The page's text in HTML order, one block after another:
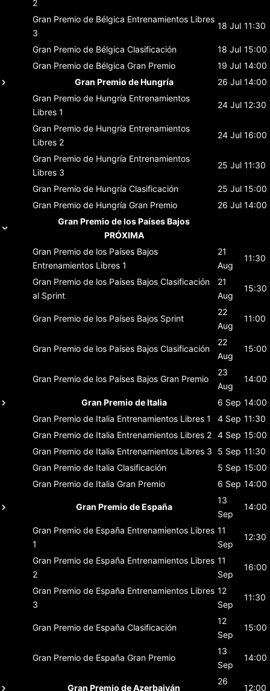
2
Gran Premio de Bélgica Entrenamientos Libres
3
18 Jul 11:30
Gran Premio de Bélgica Clasificación 18 Jul 15:00
Gran Premio de Bélgica Gran Premio 19 Jul 14:00
Gran Premio de Hungría
26 Jul 14:00
Gran Premio de Hungría Entrenamientos
Libres 1
24 Jul 12:30
Gran Premio de Hungría Entrenamientos
Libres 2
24 Jul 16:00
Gran Premio de Hungría Entrenamientos
Libres 3
25 Jul 11:30
Gran Premio de Hungría Clasificación 25 Jul 15:00
Gran Premio de Hungría Gran Premio 26 Jul 14:00
Gran Premio de los Países Bajos
PRÓXIMA
Gran Premio de los Países Bajos
Entrenamientos Libres 1
21
Aug
11:30
Gran Premio de los Países Bajos Clasificación
al Sprint
21
Aug
15:30
Gran Premio de los Países Bajos Sprint
22
Aug
11:00
Gran Premio de los Países Bajos Clasificación
22
Aug
15:00
Gran Premio de los Países Bajos Gran Premio
23
Aug
14:00
Gran Premio de Italia 6 Sep 14:00
Gran Premio de Italia Entrenamientos Libres 1 4 Sep 11:30
Gran Premio de Italia Entrenamientos Libres 2 4 Sep 15:00
Gran Premio de Italia Entrenamientos Libres 3 5 Sep 11:30
Gran Premio de Italia Clasificación 5 Sep 15:00
Gran Premio de Italia Gran Premio 6 Sep 14:00
Gran Premio de España
13
Sep
14:00
Gran Premio de España Entrenamientos Libres
1
11
Sep
12:30
Gran Premio de España Entrenamientos Libres
2
11
Sep
16:00
Gran Premio de España Entrenamientos Libres
3
12
Sep
11:30
Gran Premio de España Clasificación
12
Sep
15:00
Gran Premio de España Gran Premio
13
Sep
14:00
Gran Premio de Azerbaiyán
26
12:00